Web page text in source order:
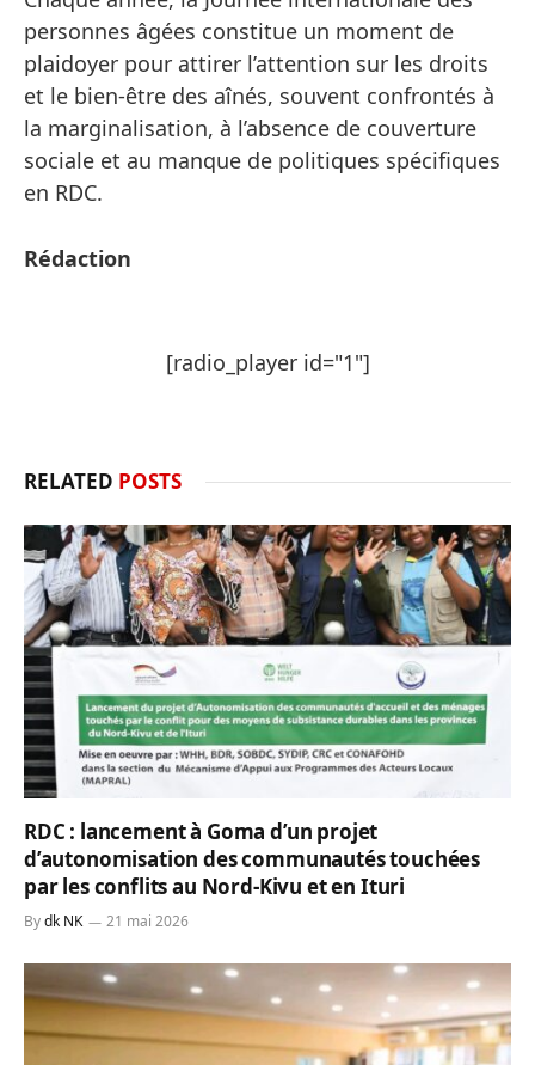
personnes âgées constitue un moment de
plaidoyer pour attirer l’attention sur les droits
et le bien-être des aînés, souvent confrontés à
la marginalisation, à l’absence de couverture
sociale et au manque de politiques spécifiques
en RDC.
Rédaction
[radio_player id="1"]
RELATED POSTS
RDC : lancement à Goma d’un projet
d’autonomisation des communautés touchées
par les conflits au Nord-Kivu et en Ituri
Bydk NK 21 mai 2026